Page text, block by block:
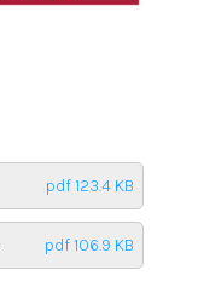
pdf 123.4 KB
pdf 106.9 KB